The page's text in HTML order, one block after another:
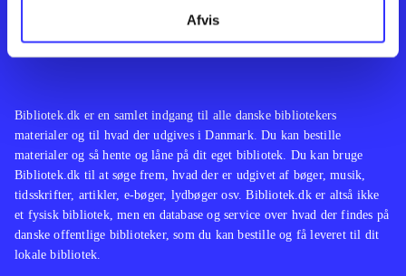
Afvis
Bibliotek.dk er en samlet indgang til alle danske bibliotekers
materialer og til hvad der udgives i Danmark. Du kan bestille
materialer og så hente og låne på dit eget bibliotek. Du kan bruge
Bibliotek.dk til at søge frem, hvad der er udgivet af bøger, musik,
tidsskrifter, artikler, e-bøger, lydbøger osv. Bibliotek.dk er altså ikke
et fysisk bibliotek, men en database og service over hvad der findes på
danske offentlige biblioteker, som du kan bestille og få leveret til dit
lokale bibliotek.
English
Noder